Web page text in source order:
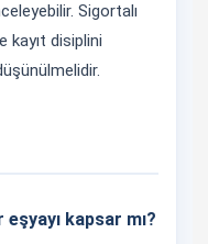
Sigortalı
kayıt disiplini
kapsar mı?